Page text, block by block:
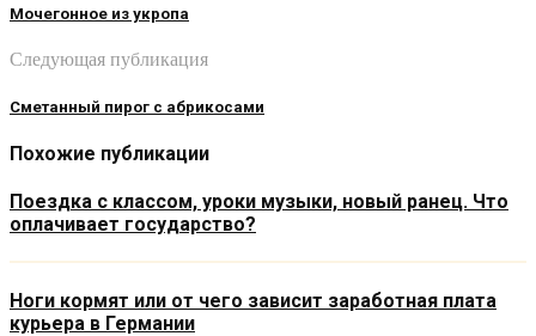
Мочегонное из укропа
Следующая публикация
Сметанный пирог с абрикосами
Похожие публикации
Поездка с классом, уроки музыки, новый ранец. Что
оплачивает государство?
Ноги кормят или от чего зависит заработная плата
курьера в Германии